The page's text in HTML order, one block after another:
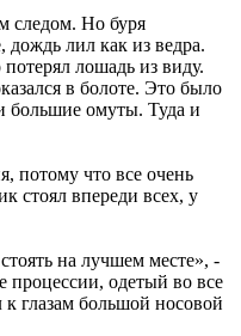
следом. Но буря
дождь лил как из ведра.
лошадь из виду.
в болоте. Это было
большие омуты. Туда и
потому что все очень
стоял впереди всех, у
на лучшем месте», -
процессии, одетый во все
глазам большой носовой